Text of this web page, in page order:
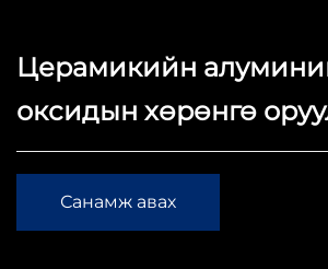
Церамикийн
оксидын хөрөнгө
Санамж авах